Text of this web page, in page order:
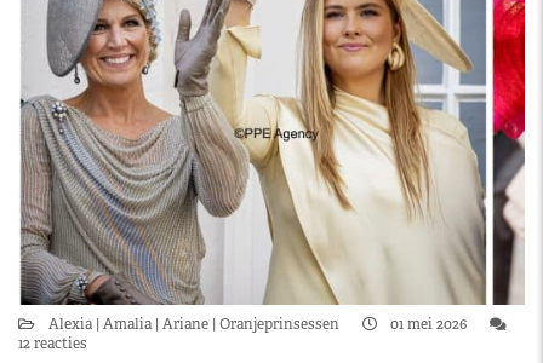
Alexia Amalia Ariane Oranjeprinsessen
01 mei 2026
12 reacties